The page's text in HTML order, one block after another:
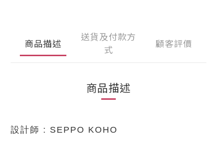
商品描述
送貨及付款方
式
顧客評價
商品描述
設計師 : SEPPO KOHO